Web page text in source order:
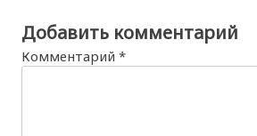
Добавить комментарий
Комментарий*